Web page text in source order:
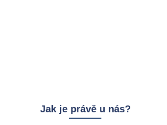
Jak je právě u nás?